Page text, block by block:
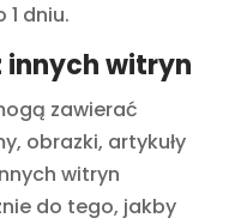
1 dniu.
innych witryn
zawierać
obrazki, artykuły
witryn
do tego, jakby